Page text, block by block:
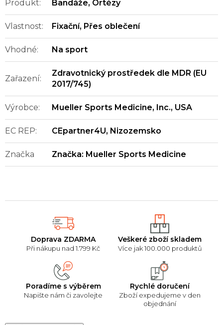
Doprava ZDARMA
Při nákupu nad 1.799 Kč
Veškeré zboží skladem
Více jak 100.000 produktů
Poradíme s výběrem
Napište nám či zavolejte
Rychlé doručení
Zboží expedujeme v den
objednání
Produkt: Bandáže, Ortézy
Vlastnost: Fixační, Přes oblečení
Vhodné: Na sport
Zařazení:
Zdravotnický prostředek dle MDR (EU
2017/745)
Výrobce: Mueller Sports Medicine, Inc., USA
EC REP: CEpartner4U, Nizozemsko
Značka Značka: Mueller Sports Medicine